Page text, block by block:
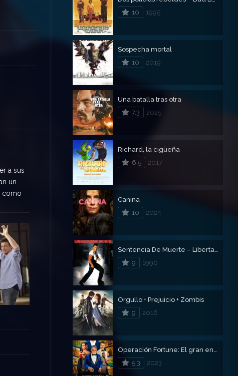
a sus
un
como
10
1995
Sospecha mortal
10
2019
Una batalla tras otra
7.3
2025
Richard, la cigüeña
6.5
2017
Canina
10
2024
9
1990
Orgullo + Prejuicio + Zombis
9
2016
5.3
2023